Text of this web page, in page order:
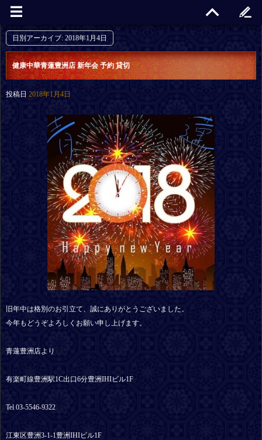
日別アーカイブ: 2018年1月4日
健康中華青蓮豊洲店 新年会 予約 貸切
投稿日 2018年1月4日
旧年中は格別のお引立て、誠にありがとうございました。
今年もどうぞよろしくお願い申し上げます。
青蓮豊洲店より
有楽町線豊洲駅1C出口6分豊洲IHIビル1F
Tel 03-5546-9322
江東区豊洲3-1-1豊洲IHIビル1F